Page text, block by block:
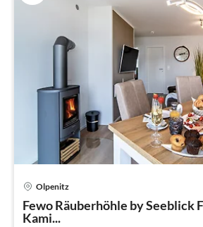
Olpenitz
Fewo Räuberhöhle by Seeblick
Kami...